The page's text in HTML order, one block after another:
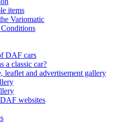
items
Variomatic
DAF cars
a classic car?
leaflet and advertisement gallery
websites